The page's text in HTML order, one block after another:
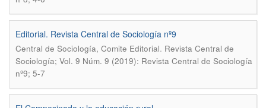
Editorial. Revista Central de Sociología nº9
Central de Sociología, Comite Editorial. Revista Central de
Sociología; Vol. 9 Núm. 9 (2019): Revista Central de Sociología
nº9; 5-7